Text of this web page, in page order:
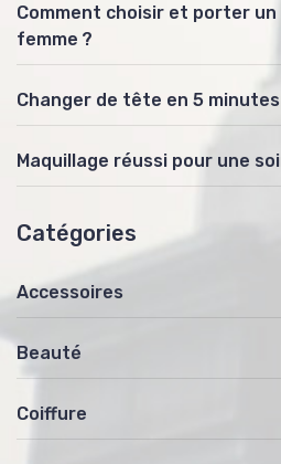
Comment choisir et porter
femme ?
Changer de tête en 5
Maquillage réussi pour une
Catégories
Accessoires
Beauté
Coiffure